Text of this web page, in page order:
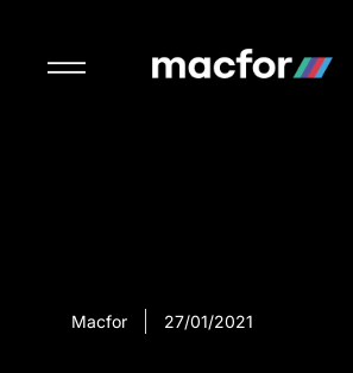
Macfor 27/01/2021